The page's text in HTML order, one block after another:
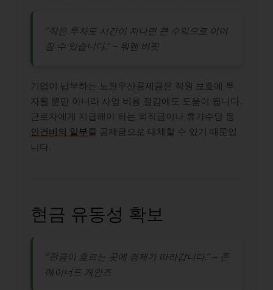
“작은 투자도 시간이 지나면 큰 수익으로 이어
질 수 있습니다.” – 워렌 버핏
기업이 납부하는 노란우산공제금은 직원 보호에 투
자될 뿐만 아니라 사업 비용 절감에도 도움이 됩니다.
근로자에게 지급해야 하는 퇴직금이나 휴가수당 등
인건비의 일부를 공제금으로 대체할 수 있기 때문입
니다.
현금 유동성 확보
“현금이 흐르는 곳에 경제가 따라갑니다.” – 존
메이너드 케인즈